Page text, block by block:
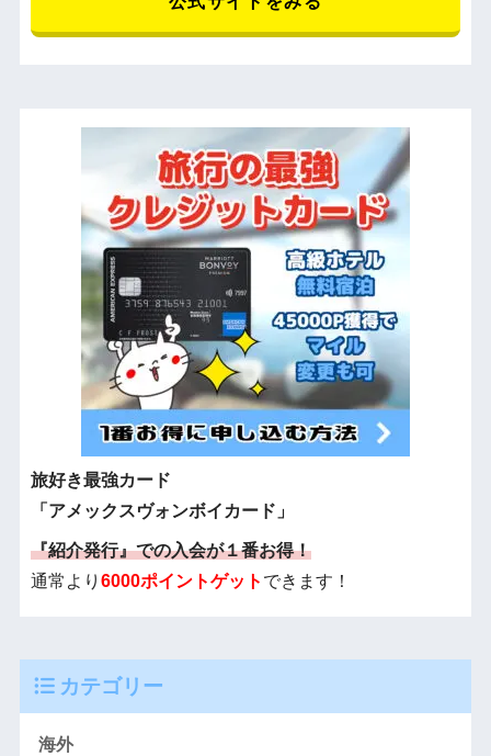
旅好き最強カード
「アメックスヴォンボイカード」
『紹介発行』での入会が１番お得！
通常より 6000ポイントゲット できます！
カテゴリー
海外